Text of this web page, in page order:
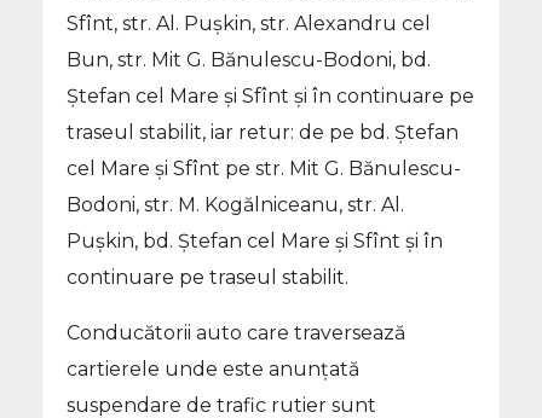
Sfînt, str. Al. Pușkin, str. Alexandru cel
Bun, str. Mit G. Bănulescu-Bodoni, bd.
Ștefan cel Mare și Sfînt și în continuare pe
traseul stabilit, iar retur: de pe bd. Ștefan
cel Mare și Sfînt pe str. Mit G. Bănulescu-
Bodoni, str. M. Kogălniceanu, str. Al.
Pușkin, bd. Ștefan cel Mare și Sfînt și în
continuare pe traseul stabilit.
Conducătorii auto care traversează
cartierele unde este anunțată
suspendare de trafic rutier sunt